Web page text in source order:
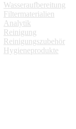
Wasseraufbereitung
Filtermaterialien
Analytik
Reinigung
Reinigungszubehör
Hygieneprodukte